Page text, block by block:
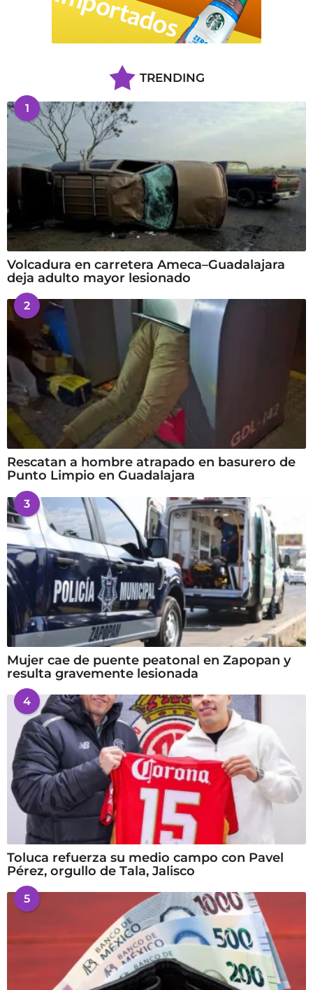
TRENDING
1
Volcadura en carretera Ameca–Guadalajara
deja adulto mayor lesionado
2
Rescatan a hombre atrapado en basurero de
Punto Limpio en Guadalajara
3
Mujer cae de puente peatonal en Zapopan y
resulta gravemente lesionada
4
Toluca refuerza su medio campo con Pavel
Pérez, orgullo de Tala, Jalisco
5